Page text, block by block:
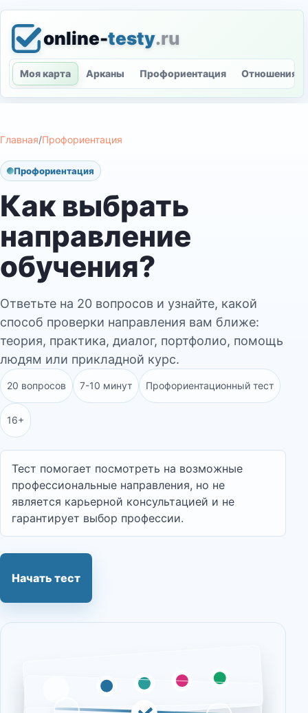
online-testy.ru
Моя карта Арканы Профориентация Отношения
Главная/Профориентация
Профориентация
Как выбрать
направление
обучения?
Ответьте на 20 вопросов и узнайте, какой
способ проверки направления вам ближе:
теория, практика, диалог, портфолио, помощь
людям или прикладной курс.
20 вопросов 7-10 минут Профориентационный тест
16+
Тест помогает посмотреть на возможные
профессиональные направления, но не
является карьерной консультацией и не
гарантирует выбор профессии.
Начать тест